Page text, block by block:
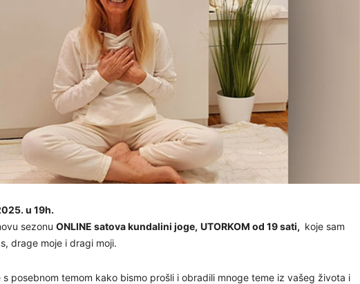
u 19h.
sezonu ONLINE satova kundalini joge, UTORKOM od 19 sati, koje sam
drage moje i dragi moji.
posebnom temom kako bismo prošli i obradili mnoge teme iz vašeg života i